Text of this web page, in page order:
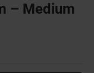
– Medium